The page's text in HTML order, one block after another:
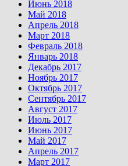
Июнь 2018
Май 2018
Апрель 2018
Март 2018
Февраль 2018
Январь 2018
Декабрь 2017
Ноябрь 2017
Октябрь 2017
Сентябрь 2017
Август 2017
Июль 2017
Июнь 2017
Май 2017
Апрель 2017
Март 2017